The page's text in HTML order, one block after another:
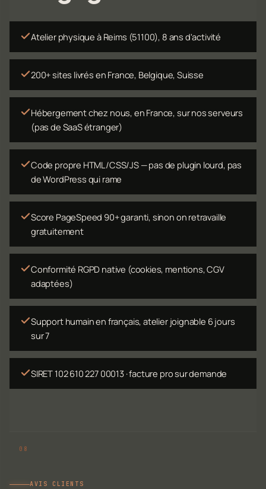
Atelier physique à Reims (51100), 8 ans d'activité
200+ sites livrés en France, Belgique, Suisse
Hébergement chez nous, en France, sur nos serveurs
(pas de SaaS étranger)
Code propre HTML/CSS/JS — pas de plugin lourd, pas
de WordPress qui rame
Score PageSpeed 90+ garanti, sinon on retravaille
gratuitement
Conformité RGPD native (cookies, mentions, CGV
adaptées)
Support humain en français, atelier joignable 6 jours
sur 7
SIRET 102 610 227 00013 · facture pro sur demande
AVIS CLIENTS